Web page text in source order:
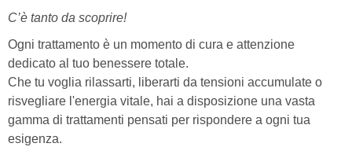
C’è tanto da scoprire!
Ogni trattamento è un momento di cura e attenzione
dedicato al tuo benessere totale.
Che tu voglia rilassarti, liberarti da tensioni accumulate o
risvegliare l'energia vitale, hai a disposizione una vasta
gamma di trattamenti pensati per rispondere a ogni tua
esigenza.